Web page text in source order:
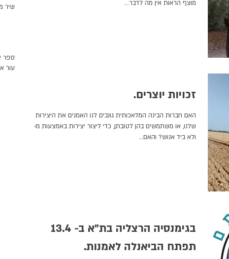
שיר
ספר
עור
מוצף הראות אין מה לדבר...
זכויות יוצרים.
האם חברות הבינה המלאכותית גונבים לנו האמנים את היצירות
שלנו, או משתמשים בהן לטובתן, כדי ליצור יצירות באמצעות מכונה
ולא ביד אנוש? והאם...
בגימנסיה הרצליה בת"א ב- 13.4
תפתח הביאנלה לאמנות.